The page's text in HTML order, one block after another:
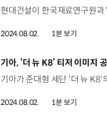
2024.08.02. 1분 보기
[동영상]
기아, ’더 뉴 K8’ 티저 이미지
2024.08.02. 1분 보기